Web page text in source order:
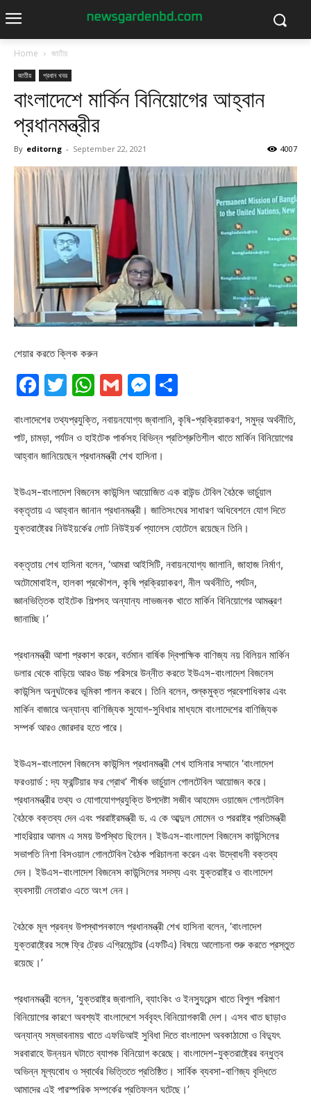
Home জাতীয়
জাতীয় প্রধান খবর
বাংলাদেশে মার্কিন বিনিয়োগের আহ্বান
প্রধানমন্ত্রীর
By editorng - September 22, 2021 4007
শেয়ার করতে ক্লিক করুন
Facebook
Twitter
WhatsApp
GmailMessenger
বাংলাদেশের তথ্যপ্রযুক্তি, নবায়নযোগ্য জ্বালানি, কৃষি-প্রক্রিয়াকরণ, সমুদ্র অর্থনীতি,
পাট, চামড়া, পর্যটন ও হাইটেক পার্কসহ বিভিন্ন প্রতিশ্রুতিশীল খাতে মার্কিন বিনিয়োগের
আহ্বান জানিয়েছেন প্রধানমন্ত্রী শেখ হাসিনা।
ইউএস-বাংলাদেশ বিজনেস কাউন্সিল আয়োজিত এক রাউন্ড টেবিল বৈঠকে ভার্চুয়াল
বক্তৃতায় এ আহ্বান জানান প্রধানমন্ত্রী। জাতিসংঘের সাধারণ অধিবেশনে যোগ দিতে
যুক্তরাষ্ট্রের নিউইয়র্কের লোট নিউইয়র্ক প্যালেস হোটেলে রয়েছেন তিনি।
বক্তৃতায় শেখ হাসিনা বলেন, ‘আমরা আইসিটি, নবায়নযোগ্য জালানি, জাহাজ নির্মাণ,
অটোমোবাইল, হালকা প্রকৌশল, কৃষি প্রক্রিয়াকরণ, নীল অর্থনীতি, পর্যটন,
জ্ঞানভিত্তিক হাইটেক শিল্পসহ অন্যান্য লাভজনক খাতে মার্কিন বিনিয়োগের আমন্ত্রণ
জানাচ্ছি।’
প্রধানমন্ত্রী আশা প্রকাশ করেন, বর্তমান বার্ষিক দ্বিপাক্ষিক বাণিজ্য নয় বিলিয়ন মার্কিন
ডলার থেকে বাড়িয়ে আরও উচ্চ পরিসরে উন্নীত করতে ইউএস-বাংলাদেশ বিজনেস
কাউন্সিল অনুঘটকের ভূমিকা পালন করবে। তিনি বলেন, শুল্কমুক্ত প্রবেশাধিকার এবং
মার্কিন বাজারে অন্যান্য বাণিজ্যিক সুযোগ-সুবিধার মাধ্যমে বাংলাদেশের বাণিজ্যিক
সম্পর্ক আরও জোরদার হতে পারে।
ইউএস-বাংলাদেশ বিজনেস কাউন্সিল প্রধানমন্ত্রী শেখ হাসিনার সম্মানে ‘বাংলাদেশ
ফরওয়ার্ড : দ্য ফ্রন্টিয়ার ফর গ্রোথ’ শীর্ষক ভার্চুয়াল গোলটেবিল আয়োজন করে।
প্রধানমন্ত্রীর তথ্য ও যোগাযোগপ্রযুক্তি উপদেষ্টা সজীব আহমেদ ওয়াজেদ গোলটেবিল
বৈঠকে বক্তব্য দেন এবং পররাষ্ট্রমন্ত্রী ড. এ কে আব্দুল মোমেন ও পররাষ্ট্র প্রতিমন্ত্রী
শাহরিয়ার আলম এ সময় উপস্থিত ছিলেন। ইউএস-বাংলাদেশ বিজনেস কাউন্সিলের
সভাপতি নিশা বিসওয়াল গোলটেবিল বৈঠক পরিচালনা করেন এবং উদ্বোধনী বক্তব্য
দেন। ইউএস-বাংলাদেশ বিজনেস কাউন্সিলের সদস্য এবং যুক্তরাষ্ট্র ও বাংলাদেশ
ব্যবসায়ী নেতারাও এতে অংশ নেন।
বৈঠকে মূল প্রবন্ধ উপস্থাপনকালে প্রধানমন্ত্রী শেখ হাসিনা বলেন, ‘বাংলাদেশ
যুক্তরাষ্ট্রের সঙ্গে ফ্রি ট্রেড এগ্রিমেন্টের (এফটিএ) বিষয়ে আলোচনা শুরু করতে প্রস্তুত
রয়েছে।’
প্রধানমন্ত্রী বলেন, ‘যুক্তরাষ্ট্র জ্বালানি, ব্যাংকিং ও ইনস্যুরেন্স খাতে বিপুল পরিমাণ
বিনিয়োগের কারণে অবশ্যই বাংলাদেশে সর্ববৃহৎ বিনিয়োগকারী দেশ। এসব খাত ছাড়াও
অন্যান্য সম্ভাবনাময় খাতে এফডিআই সুবিধা দিতে বাংলাদেশ অবকাঠামো ও বিদ্যুৎ
সরবারাহে উন্নয়ন ঘটাতে ব্যাপক বিনিয়োগ করেছে। বাংলাদেশ-যুক্তরাষ্ট্রের বন্ধুত্ব
অভিন্ন মূল্যবোধ ও স্বার্থের ভিত্তিতে প্রতিষ্ঠিত। সার্বিক ব্যবসা-বাণিজ্য বৃদ্ধিতে
আমাদের এই পারস্পরিক সম্পর্কের প্রতিফলন ঘটেছে।’